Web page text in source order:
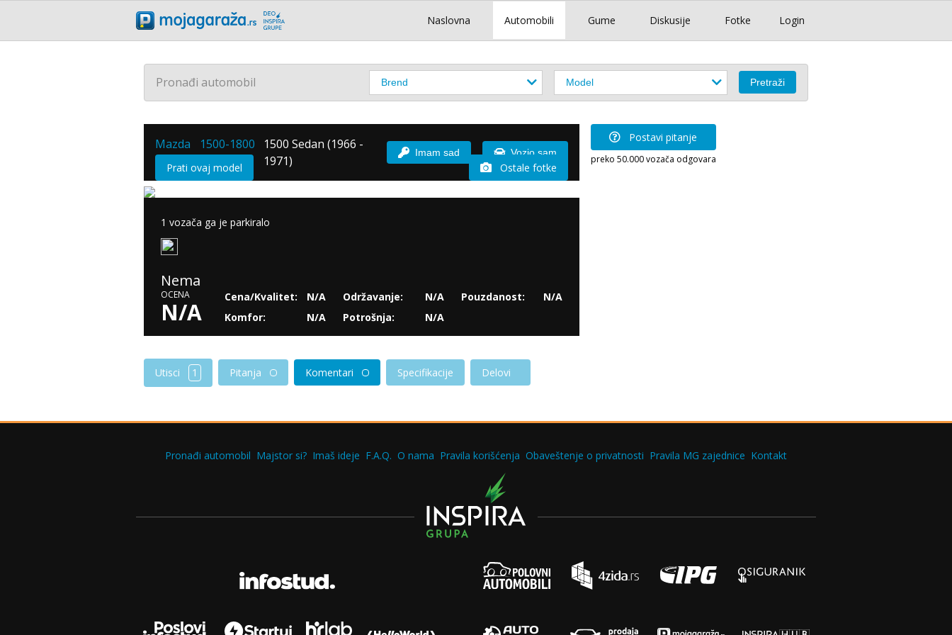
Login
Naslovna Automobili Gume Diskusije Fotke
Pronađi automobil
Mazda
1500-1800
1500 Sedan (1966 -
1971)
Imam sad Vozio sam
Prati ovaj model Ostale fotke
1 vozača ga je parkiralo
Nema
OCENA
N/A
Cena/Kvalitet:
N/A
Komfor:
N/A
Održavanje:
N/A
Potrošnja:
N/A
Pouzdanost: N/A
Utisci 1 Pitanja Komentari Specifikacije Delovi
Postavi pitanje
preko 50.000 vozača odgovara
Pronađi automobil Majstor si? Imaš ideje F.A.Q. O nama Pravila korišćenja Obaveštenje o privatnosti Pravila MG zajednice Kontakt